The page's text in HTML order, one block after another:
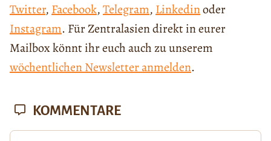
Twitter, Facebook,Telegram, Linkedinoder
Instagram. Für Zentralasien direkt in eurer
Mailbox könnt ihr euch auch zu unserem
wöchentlichen Newsletter anmelden.
KOMMENTARE